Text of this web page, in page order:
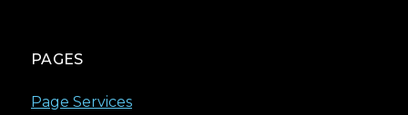
PAGES
Page Services